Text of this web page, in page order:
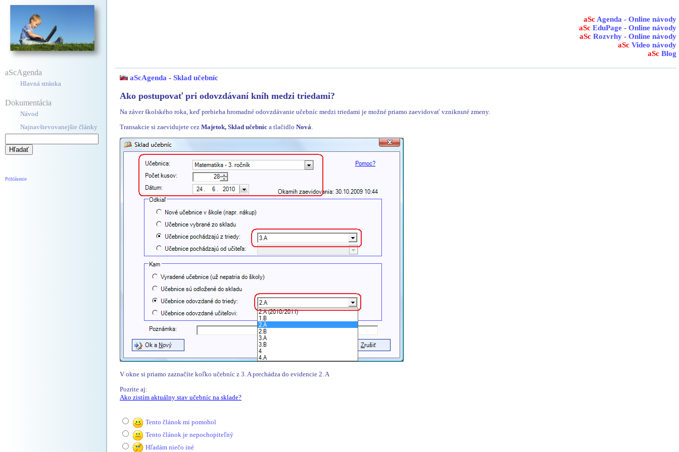
aScAgenda
Hlavná stránka
Dokumentácia
Návod
Najnavštevovanejšie články
Prihlásenie
aSc Agenda - Online návody
aSc EduPage - Online návody
aSc Rozvrhy - Online návody
aSc Video návody
aSc Blog
aScAgenda - Sklad učebníc
Ako postupovať pri odovzdávaní kníh medzi triedami?
Na záver školského roka, keď prebieha hromadné odovzdávanie učebníc medzi triedami je možné priamo zaevidovať vzniknuté zmeny.
Transakcie si zaevidujete cez Majetok, Sklad učebníc a tlačidlo Nová
V okne si priamo zaznačíte koľko učebníc z 3. A prechádza do evidencie 2. A
Pozrite aj:
Ako zistím aktuálny stav učebníc na sklade?
Tento článok mi pomohol
Tento článok je nepochopiteľný
Hľadám niečo iné